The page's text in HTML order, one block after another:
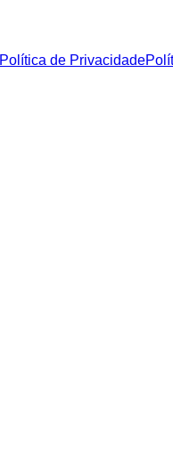
Política de Privacidade